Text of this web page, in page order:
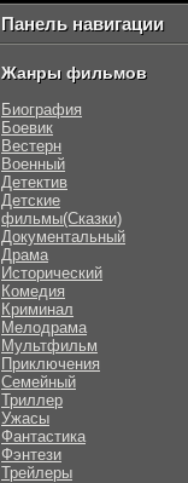
Панель навигации
Жанры фильмов
Биография
Боевик
Вестерн
Военный
Детектив
Детские
фильмы(Сказки)
Документальный
Драма
Исторический
Комедия
Криминал
Мелодрама
Мультфильм
Приключения
Семейный
Триллер
Ужасы
Фантастика
Фэнтези
Трейлеры